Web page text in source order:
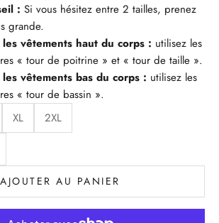
: Si vous hésitez entre 2 tailles, prenez
grande.
les vêtements haut du corps : utilisez les
« tour de poitrine » et « tour de taille ».
les vêtements bas du corps : utilisez les
« tour de bassin ».
XL
2XL
la quantité
AJOUTER AU PANIER